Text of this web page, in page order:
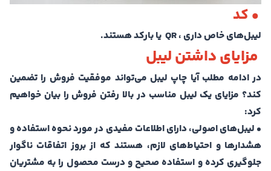
• کد
لیبل‌های خاص داری ، QR یا بارکد هستند.
مزایای داشتن لیبل
در ادامه مطلب آیا چاپ لیبل می‌تواند موفقیت فروش را تضمین
کند؟ مزایای یک لیبل مناسب در بالا رفتن فروش را بیان خواهیم
کرد:
• لیبل‌های اصولی، دارای اطلاعات مفیدی در مورد نحوه استفاده و
هشدارها و احتیاط‌های لازم، هستند که از بروز اتفاقات ناگوار
جلوگیری کرده و استفاده صحیح و درست محصول را به مشتریان